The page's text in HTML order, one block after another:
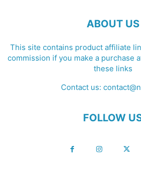
ABOUT US
This site contains product affiliate
commission if you make a purchase
these links
Contact us:
FOLLOW